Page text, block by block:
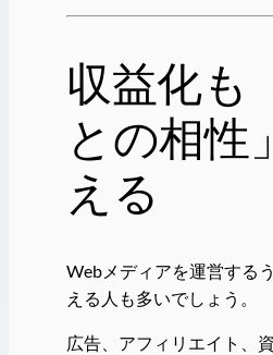
収益化も
との相性
える
Webメディアを運営する
える人も多いでしょう。
広告、アフィリエイト、